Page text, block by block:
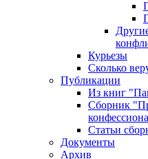
Курьезы
Сколько
Публикации
Из книг
Сборник
Статьи
Документы
Архив